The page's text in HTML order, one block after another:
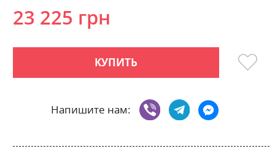
23 225 грн
КУПИТЬ
Напишите нам: